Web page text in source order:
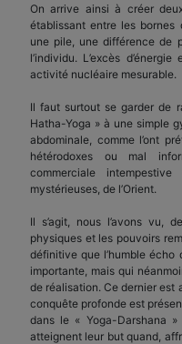
On arrive ainsi à créer
établissant entre les bornes
une pile, une différence de
l’individu. L’excès
activité nucléaire mesurable.
Il faut surtout se garder de
Hatha-Yoga » à une simple
abdominale, comme l’ont
hétérodoxes ou mal
commerciale
mystérieuses, de l’Orient.
Il s’agit, nous l’avons vu,
physiques et les pouvoirs
définitive que l’humble écho
importante, mais qui
de réalisation. Ce dernier est
conquête profonde est
dans le « Yoga-Darshana
atteignent leur but quand,